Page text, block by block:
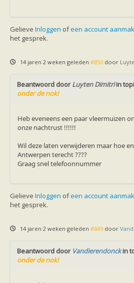
Gelieve Inloggen ofeen account
het gesprek.
14 jaren 2 weken geleden #850 door
Beantwoord doorLuyten Dimitriin
onder de nok!
Heb eveneens een paar vleermuizen
onze nachtrust !!!!!!
Wil deze laten verwijderen maar hoe
Antwerpen terecht ????
Graag snel telefoonnummer
Gelieve Inloggen ofeen account
het gesprek.
14 jaren 2 weken geleden #849 door
Beantwoord door Vandierendonckin
onder de nok!